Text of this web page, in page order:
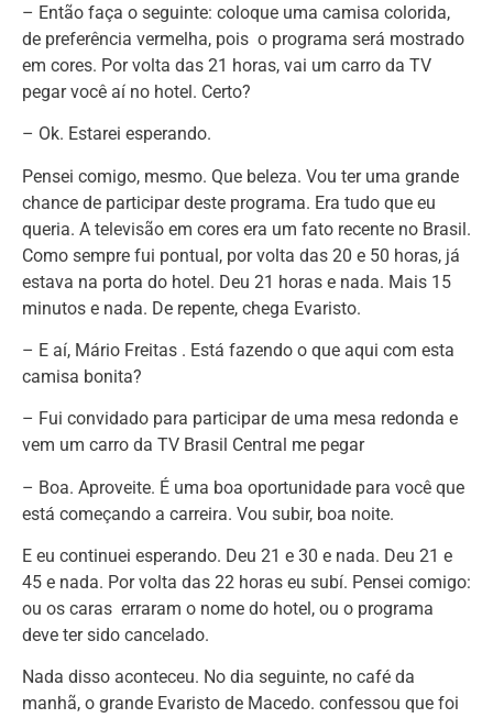
– Então faça o seguinte: coloque uma camisa colorida,
de preferência vermelha, pois o programa será mostrado
em cores. Por volta das 21 horas, vai um carro da TV
pegar você aí no hotel. Certo?
– Ok. Estarei esperando.
Pensei comigo, mesmo. Que beleza. Vou ter uma grande
chance de participar deste programa. Era tudo que eu
queria. A televisão em cores era um fato recente no Brasil.
Como sempre fui pontual, por volta das 20 e 50 horas, já
estava na porta do hotel. Deu 21 horas e nada. Mais 15
minutos e nada. De repente, chega Evaristo.
– E aí, Mário Freitas . Está fazendo o que aqui com esta
camisa bonita?
– Fui convidado para participar de uma mesa redonda e
vem um carro da TV Brasil Central me pegar
– Boa. Aproveite. É uma boa oportunidade para você que
está começando a carreira. Vou subir, boa noite.
E eu continuei esperando. Deu 21 e 30 e nada. Deu 21 e
45 e nada. Por volta das 22 horas eu subí. Pensei comigo:
ou os caras erraram o nome do hotel, ou o programa
deve ter sido cancelado.
Nada disso aconteceu. No dia seguinte, no café da
manhã, o grande Evaristo de Macedo. confessou que foi